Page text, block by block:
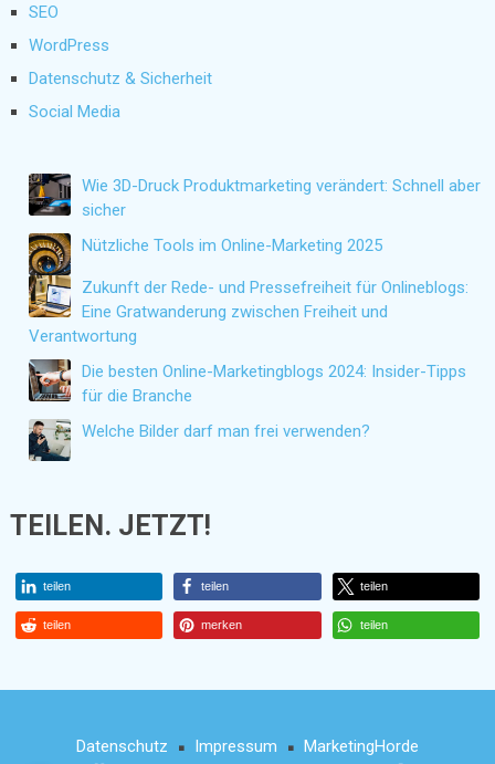
SEO
WordPress
Datenschutz & Sicherheit
Social Media
Wie 3D-Druck Produktmarketing verändert: Schnell aber
sicher
Nützliche Tools im Online-Marketing 2025
Zukunft der Rede- und Pressefreiheit für Onlineblogs:
Eine Gratwanderung zwischen Freiheit und
Verantwortung
Die besten Online-Marketingblogs 2024: Insider-Tipps
für die Branche
Welche Bilder darf man frei verwenden?
TEILEN. JETZT!
teilen teilen teilen
teilen merken teilen
Datenschutz ■ Impressum ■ MarketingHorde